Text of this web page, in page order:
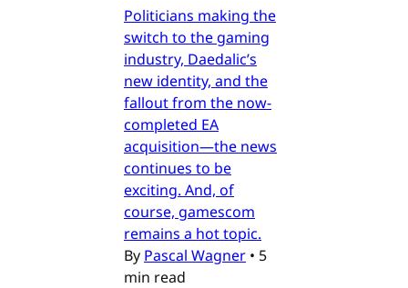
Politicians making the
switch to the gaming
industry, Daedalic’s
new identity, and the
fallout from the now-
completed EA
acquisition—the news
continues to be
exciting. And, of
course, gamescom
remains a hot topic.
By Pascal Wagner • 5
min read